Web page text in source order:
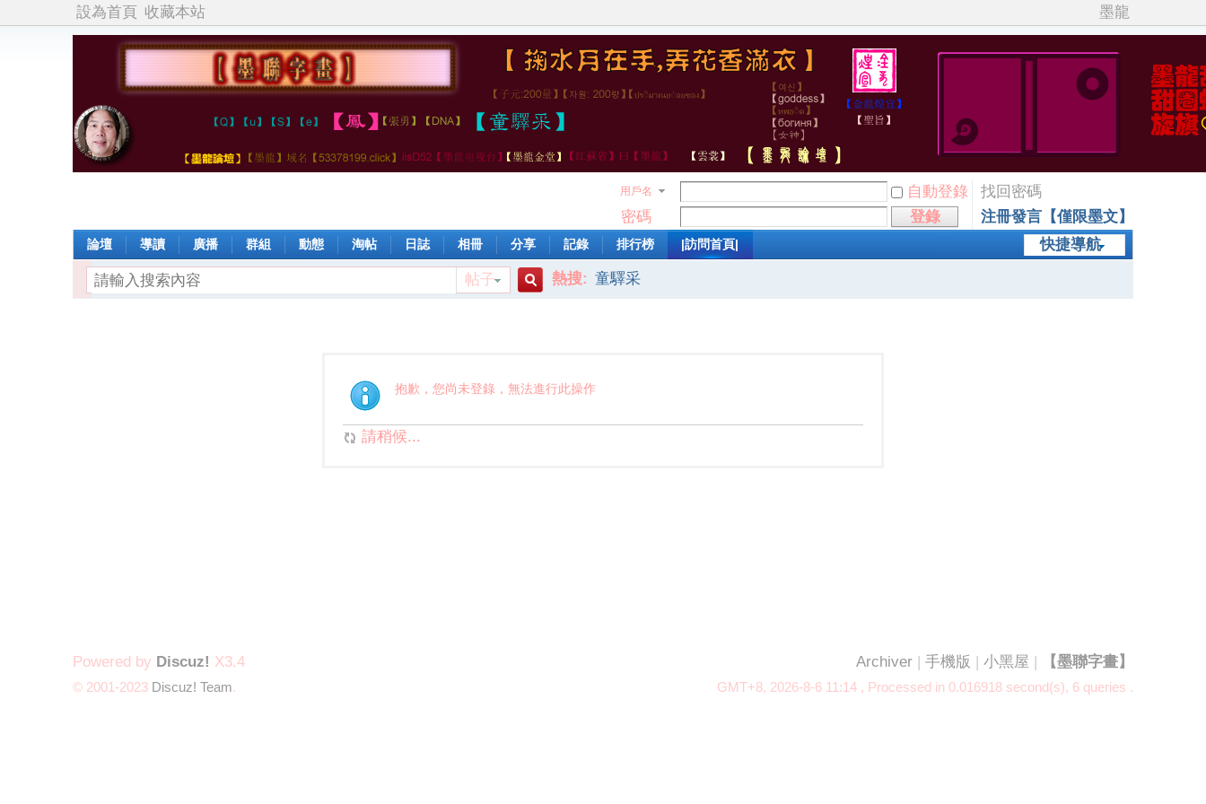
設為首頁 收藏本站 墨龍
用戶名 自動登錄
找回密碼
密碼
登錄
注冊發言【僅限墨文】
快捷導航
論壇 導讀 廣播 群組 動態 淘帖 日誌 相冊 分享 記錄 排行榜 |訪問首頁|
帖子
索
熱搜: 童驛采
抱歉，您尚未登錄，無法進行此操作
請稍候...
Archiver | 手機版 | 小黑屋 | 【墨聯字畫】
GMT+8, 2026-8-6 11:14 , Processed in 0.016918 second(s), 6 queries .
Powered by Discuz! X3.4
© 2001-2023 Discuz! Team.